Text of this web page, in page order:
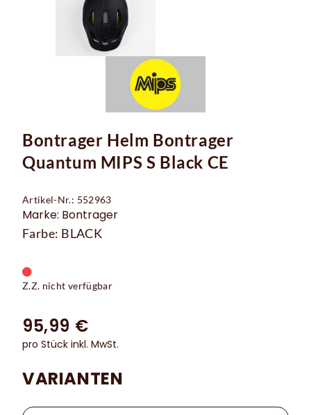
Bontrager Helm Bontrager
Quantum MIPS S Black CE
Artikel-Nr.: 552963
Marke: Bontrager
Farbe: BLACK
Z.Z. nicht verfügbar
95,99 €
pro Stück inkl. MwSt.
VARIANTEN